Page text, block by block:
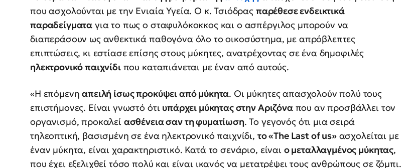
που ασχολούνται με την Ενιαία Υγεία. Ο κ. Τσιόδρας παρέθεσε ενδεικτικά
παραδείγματα για το πως ο σταφυλόκοκκος και ο ασπέργιλος μπορούν να
διαπεράσουν ως ανθεκτικά παθογόνα όλο το οικοσύστημα, με απρόβλεπτες
επιπτώσεις, κι εστίασε επίσης στους μύκητες, ανατρέχοντας σε ένα δημοφιλές
ηλεκτρονικό παιχνίδιπου καταπιάνεται με έναν από αυτούς.
«Η επόμενηαπειλή ίσως προκύψει από μύκητα. Οι μύκητες απασχολούν πολύ τους
επιστήμονες. Είναι γνωστό ότι υπάρχει μύκητας στην Αριζόναπου αν προσβάλλει τον
οργανισμό, προκαλεί ασθένεια σαν τη φυματίωση. Το γεγονός ότι μια σειρά
τηλεοπτική, βασισμένη σε ένα ηλεκτρονικό παιχνίδι, το «The Last of us»ασχολείται με
έναν μύκητα, είναι χαρακτηριστικό. Κατά το σενάριο, είναι ο μεταλλαγμένος μύκητας,
που έχει εξελιχθεί τόσο πολύ και είναι ικανός να μετατρέψει τους ανθρώπους σε ζόμπι.